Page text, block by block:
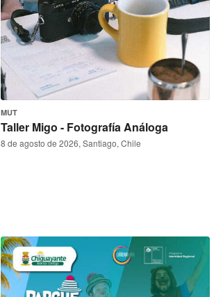
MUT
Taller Migo - Fotografía Análoga
8 de agosto de 2026, Santiago, Chile